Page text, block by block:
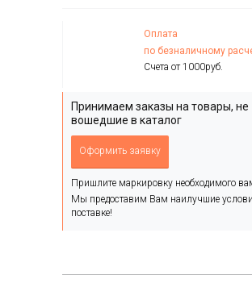
Оплата
по безналичному
Счета от 1000руб.
Принимаем заказы на товары, не
вошедшие в каталог
Оформить заявку
Пришлите маркировку необходимого
Мы предоставим Вам наилучшие
поставке!